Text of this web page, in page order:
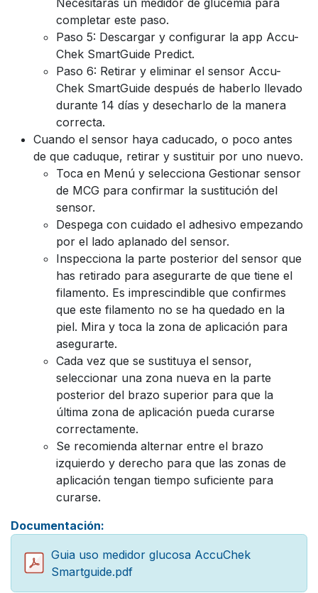
Necesitarás un medidor de glucemia para
completar este paso.
Paso 5: Descargar y configurar la app Accu-
Chek SmartGuide Predict.
Paso 6: Retirar y eliminar el sensor Accu-
Chek SmartGuide después de haberlo llevado
durante 14 días y desecharlo de la manera
correcta.
Cuando el sensor haya caducado, o poco antes
de que caduque, retirar y sustituir por uno nuevo.
Toca en Menú y selecciona Gestionar sensor
de MCG para confirmar la sustitución del
sensor.
Despega con cuidado el adhesivo empezando
por el lado aplanado del sensor.
Inspecciona la parte posterior del sensor que
has retirado para asegurarte de que tiene el
filamento. Es imprescindible que confirmes
que este filamento no se ha quedado en la
piel. Mira y toca la zona de aplicación para
asegurarte.
Cada vez que se sustituya el sensor,
seleccionar una zona nueva en la parte
posterior del brazo superior para que la
última zona de aplicación pueda curarse
correctamente.
Se recomienda alternar entre el brazo
izquierdo y derecho para que las zonas de
aplicación tengan tiempo suficiente para
curarse.
Documentación:
Guia uso medidor glucosa AccuChek
Smartguide.pdf